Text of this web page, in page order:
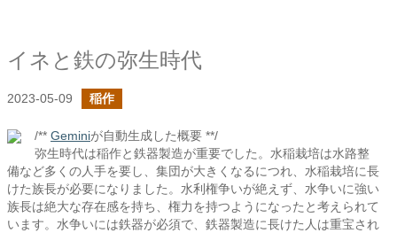
イネと鉄の弥生時代
2023-05-09 稲作
/** Geminiが自動生成した概要 **/
弥生時代は稲作と鉄器製造が重要でした。水稲栽培は水路整
備など多くの人手を要し、集団が大きくなるにつれ、水稲栽培に長
けた族長が必要になりました。水利権争いが絶えず、水争いに強い
族長は絶大な存在感を持ち、権力を持つようになったと考えられて
います。水争いには鉄器が必須で、鉄器製造に長けた人は重宝され